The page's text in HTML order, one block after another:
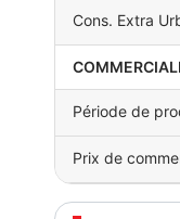
Cons. Extra
Période de
Prix de